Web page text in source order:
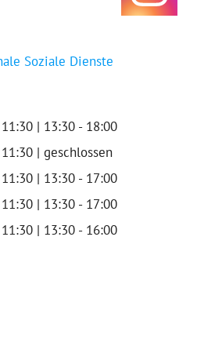
Soziale Dienste
| 13:30 - 18:00
| geschlossen
| 13:30 - 17:00
| 13:30 - 17:00
| 13:30 - 16:00